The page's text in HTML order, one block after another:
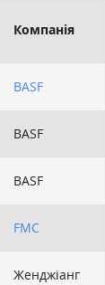
Компанія
BASF
BASF
BASF
FMC
Женджіанг